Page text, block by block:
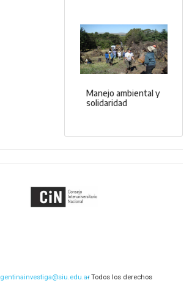
Manejo ambiental y
solidaridad
- Todos los derechos